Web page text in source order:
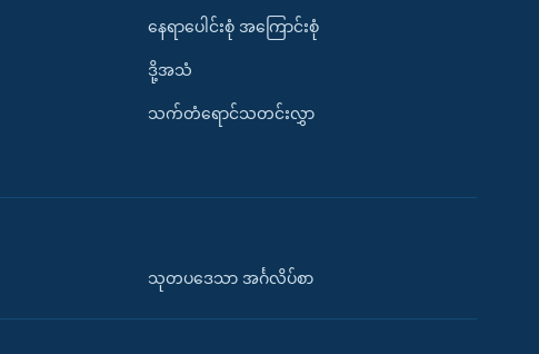
နေရာပေါင်းစုံ အကြောင်းစုံ
ဒို့အသံ
သက်တံရောင်သတင်းလွှာ
သုတပဒေသာ အင်္ဂလိပ်စာ